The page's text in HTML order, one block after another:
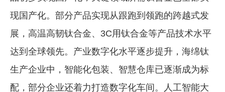
现国产化。部分产品实现从跟跑到领跑的跨越式发
展，高温高韧钛合金、3C用钛合金等产品技术水平
达到全球领先。产业数字化水平逐步提升，海绵钛
生产企业中，智能化包装、智慧仓库已逐渐成为标
配，部分企业还着力打造数字化车间。人工智能大